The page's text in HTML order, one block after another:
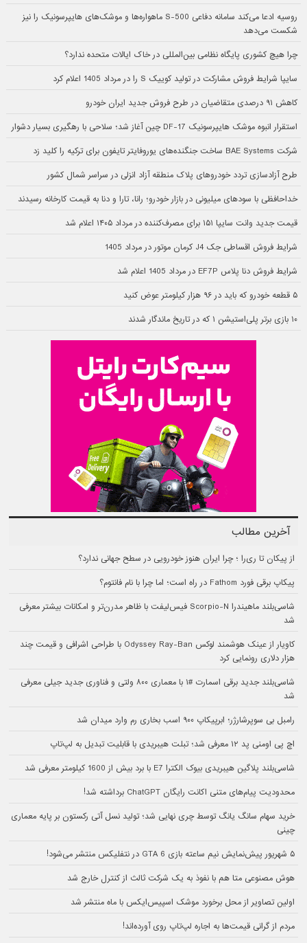
روسیه ادعا می‌کند سامانه دفاعی S-500 ماهواره‌ها و موشک‌های هایپرسونیک را نیز
شکست می‌دهد
چرا هیچ کشوری پایگاه نظامی بین‌المللی در خاک ایالات متحده ندارد؟
سایپا شرایط فروش مشارکت در تولید کوییک S را در مرداد 1405 اعلام کرد
کاهش ۹۱ درصدی متقاضیان در طرح فروش جدید ایران خودرو
استقرار انبوه موشک هایپرسونیک DF-17 چین آغاز شد؛ سلاحی با رهگیری بسیار دشوار
شرکت BAE Systems ساخت جنگنده‌های یوروفایتر تایفون برای ترکیه را کلید زد
طرح آزادسازی تردد خودروهای پلاک منطقه آزاد انزلی در سراسر شمال کشور
خداحافظی با سودهای میلیونی در بازار خودرو؛ رانا، تارا و دنا به قیمت کارخانه رسیدند
قیمت جدید وانت سایپا ۱۵۱ برای مصرف‌کننده در مرداد ۱۴۰۵ اعلام شد
شرایط فروش اقساطی جک J4 کرمان موتور در مرداد 1405
شرایط فروش دنا پلاس EF7P در مرداد 1405 اعلام شد
۵ قطعه خودرو که باید در ۹۶ هزار کیلومتر عوض کنید
۱۰ بازی برتر پلی‌استیشن ۱ که در تاریخ ماندگار شدند
آخرین مطالب
از پیکان تا ری‌را ؛ چرا ایران هنوز خودرویی در سطح جهانی ندارد؟
پیکاپ برقی فورد Fathom در راه است؛ اما چرا با نام فانتوم؟
شاسی‌بلند ماهیندرا Scorpio-N فیس‌لیفت با ظاهر مدرن‌تر و امکانات بیشتر معرفی
شد
کاویار از عینک هوشمند لوکس Odyssey Ray-Ban با طراحی اشرافی و قیمت چند
هزار دلاری رونمایی کرد
شاسی‌بلند جدید برقی اسمارت #۱ با معماری ۸۰۰ ولتی و فناوری جدید جیلی معرفی
شد
رامبل بی سوپرشارژر؛ ابرپیکاپ ۹۰۰ اسب بخاری رم وارد میدان شد
اچ پی اومنی پد ۱۲ معرفی شد؛ تبلت هیبریدی با قابلیت تبدیل به لپ‌تاپ
شاسی‌بلند پلاگین هیبریدی بیوک الکترا E7 با برد بیش از 1600 کیلومتر معرفی شد
محدودیت پیام‌های متنی اکانت رایگان ChatGPT برداشته شد!
خرید سهام سانگ‌ یانگ توسط چری نهایی شد؛ تولید نسل آتی رکستون بر پایه معماری
چینی
۵ شهریور پیش‌نمایش نیم ساعته بازی GTA 6 در نتفلیکس منتشر می‌شود!
هوش مصنوعی متا هم با نفوذ به یک شرکت ثالث از کنترل خارج شد
اولین تصاویر از محل برخورد موشک اسپیس‌ایکس با ماه منتشر شد
مردم از گرانی قیمت‌ها به اجاره لپ‌تاپ روی آورده‌اند!